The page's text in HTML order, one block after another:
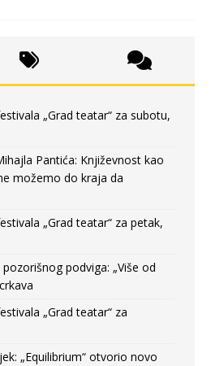
„Grad teatar“ za subotu,
Pantića: Književnost kao
možemo do kraja da
„Grad teatar“ za petak,
podviga: „Više od
„Grad teatar“ za
„Equilibrium“ otvorio novo